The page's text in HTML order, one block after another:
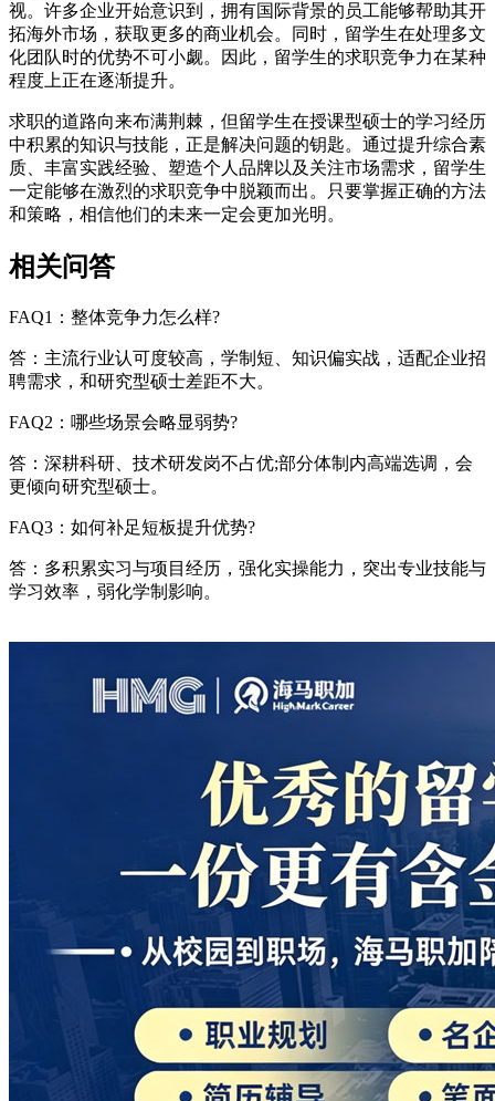
视。许多企业开始意识到，拥有国际背景的员工能够帮助其开
拓海外市场，获取更多的商业机会。同时，留学生在处理多文
化团队时的优势不可小觑。因此，留学生的求职竞争力在某种
程度上正在逐渐提升。
求职的道路向来布满荆棘，但留学生在授课型硕士的学习经历
中积累的知识与技能，正是解决问题的钥匙。通过提升综合素
质、丰富实践经验、塑造个人品牌以及关注市场需求，留学生
一定能够在激烈的求职竞争中脱颖而出。只要掌握正确的方法
和策略，相信他们的未来一定会更加光明。
相关问答
FAQ1：整体竞争力怎么样?
答：主流行业认可度较高，学制短、知识偏实战，适配企业招
聘需求，和研究型硕士差距不大。
FAQ2：哪些场景会略显弱势?
答：深耕科研、技术研发岗不占优;部分体制内高端选调，会
更倾向研究型硕士。
FAQ3：如何补足短板提升优势?
答：多积累实习与项目经历，强化实操能力，突出专业技能与
学习效率，弱化学制影响。